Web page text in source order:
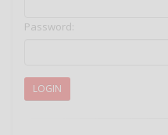
Password:
LOGIN